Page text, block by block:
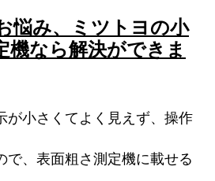
悩み、ミツトヨの小
機なら解決ができま
が小さくてよく見えず、操作
で、表面粗さ測定機に載せる